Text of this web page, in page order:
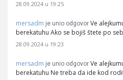
28.09.2024 u 19:25
mersadm je unio odgovor Ve
berekatuhu Ako se bojiš štete po
28.09.2024 u 19:23
mersadm je unio odgovor Ve
berekatuhu Ne treba da ide kod